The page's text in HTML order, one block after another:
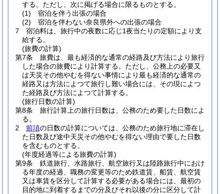
する。 ただし、次に掲げる場合に限るものとする。
(1)
宿泊を伴う出張の場合
(2)
宿泊を伴わない奈良県外への出張の場合
7
宿泊料は、旅行中の夜数に応じ1夜当たりの定額により支
給する。
(旅費の計算)
第7条
旅費は、最も経済的な通常の経路及び方法により旅行
した場合の旅費により計算する。 ただし、公務上の必要又
は天災その他やむを得ない事情により最も経済的な通常の
経路又は方法によつて旅行し難い場合には、その現によつ
た経路及び方法によつて計算する。
(旅行日数の計算)
第8条
旅行計算上の旅行日数は、公務のため要した日数によ
る。
2
前項の日数の計算については、公務のため旅行地に滞在し
た日数及び途中天災その他やむを得ない理由で要した日数
を含むものとする。
(年度経過等による旅費の計算)
第9条
鉄道旅行、水路旅行、航空旅行又は陸路旅行中におけ
る年度の経過、職務の変更等のため鉄道賃、船賃、航空賃
又は車賃を区分して計算する必要がある場合には、最初の
目的地に到着するまでの分及びそれ以後の分に区分して計